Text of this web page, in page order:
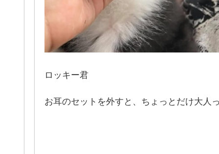
ロッキー君
お耳のセットを外すと、ちょっとだけ大人